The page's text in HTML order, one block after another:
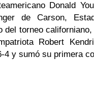
Donald
de Carson,
del torneo
Robert
4 y sumó su primera